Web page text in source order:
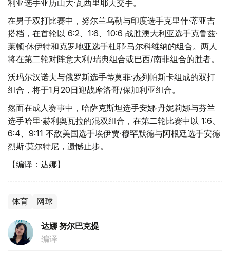
利亚选手亚历山大·瓦西里耶夫交手。
在男子双打比赛中，努尔兰乌勒与印度选手克里什·蒂亚吉
搭档，在首轮以 6:2、1:6、10:6 战胜澳大利亚选手克鲁兹·
莱顿·休伊特和克罗地亚选手杜耶·马尔科维纳的组合。两人
将在第二轮对阵意大利/瑞典组合或巴西/南非组合的胜者。
沃玛尔汉诺夫与俄罗斯选手蒂莫菲·杰列帕斯卡组成的双打
组合，将于1月20日迎战摩洛哥/保加利亚组合。
然而在成人赛事中，哈萨克斯坦选手安娜∙丹妮莉娜与芬兰
选手哈里·赫利奥瓦拉的混双组合，在第二轮比赛中以 1:6、
6:4、9:11 不敌美国选手埃伊贾·穆罕默德与阿根廷选手安德
烈斯·莫尔特尼，遗憾止步。
【编译：达娜】
体育 网球
达娜 努尔巴克提
编译